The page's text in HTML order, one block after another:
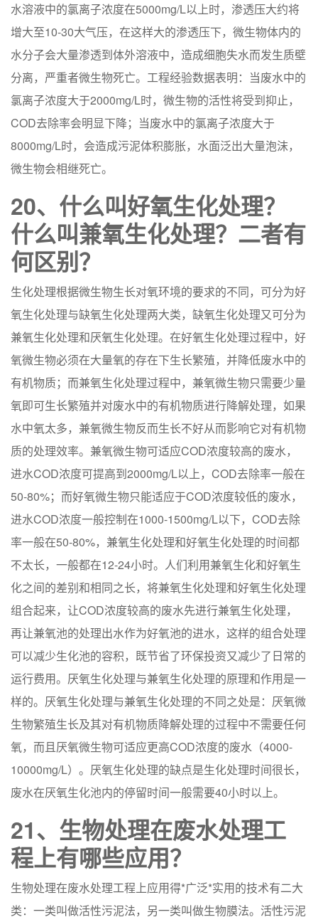
水溶液中的氯离子浓度在5000mg/L以上时，渗透压大约将
增大至10-30大气压，在这样大的渗透压下，微生物体内的
水分子会大量渗透到体外溶液中，造成细胞失水而发生质壁
分离，严重者微生物死亡。工程经验数据表明：当废水中的
氯离子浓度大于2000mg/L时，微生物的活性将受到抑止，
COD去除率会明显下降；当废水中的氯离子浓度大于
8000mg/L时，会造成污泥体积膨胀，水面泛出大量泡沫，
微生物会相继死亡。
20、什么叫好氧生化处理？
什么叫兼氧生化处理？二者有
何区别？
生化处理根据微生物生长对氧环境的要求的不同，可分为好
氧生化处理与缺氧生化处理两大类，缺氧生化处理又可分为
兼氧生化处理和厌氧生化处理。在好氧生化处理过程中，好
氧微生物必须在大量氧的存在下生长繁殖，并降低废水中的
有机物质；而兼氧生化处理过程中，兼氧微生物只需要少量
氧即可生长繁殖并对废水中的有机物质进行降解处理，如果
水中氧太多，兼氧微生物反而生长不好从而影响它对有机物
质的处理效率。兼氧微生物可适应COD浓度较高的废水，
进水COD浓度可提高到2000mg/L以上，COD去除率一般在
50-80%；而好氧微生物只能适应于COD浓度较低的废水，
进水COD浓度一般控制在1000-1500mg/L以下，COD去除
率一般在50-80%，兼氧生化处理和好氧生化处理的时间都
不太长，一般都在12-24小时。人们利用兼氧生化和好氧生
化之间的差别和相同之长，将兼氧生化处理和好氧生化处理
组合起来，让COD浓度较高的废水先进行兼氧生化处理，
再让兼氧池的处理出水作为好氧池的进水，这样的组合处理
可以减少生化池的容积，既节省了环保投资又减少了日常的
运行费用。厌氧生化处理与兼氧生化处理的原理和作用是一
样的。厌氧生化处理与兼氧生化处理的不同之处是：厌氧微
生物繁殖生长及其对有机物质降解处理的过程中不需要任何
氧，而且厌氧微生物可适应更高COD浓度的废水（4000-
10000mg/L）。厌氧生化处理的缺点是生化处理时间很长，
废水在厌氧生化池内的停留时间一般需要40小时以上。
21、生物处理在废水处理工
程上有哪些应用？
生物处理在废水处理工程上应用得*广泛*实用的技术有二大
类：一类叫做活性污泥法，另一类叫做生物膜法。活性污泥